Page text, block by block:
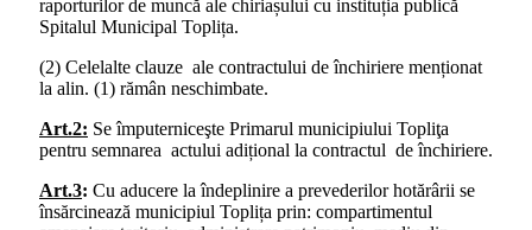
raporturilor de muncă ale chiriașului cu instituția publică
Spitalul Municipal Toplița.
(2) Celelalte clauze ale contractului de închiriere menționat
la alin. (1) rămân neschimbate.
Art.2: Se împuterniceşte Primarul municipiului Topliţa
pentru semnarea actului adițional la contractul de închiriere.
Art.3: Cu aducere la îndeplinire a prevederilor hotărârii se
însărcinează municipiul Toplița prin: compartimentul